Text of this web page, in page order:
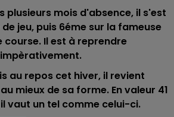
plusieurs mois d'absence, il s'est
jeu, puis 6éme sur la fameuse
course. Il est à reprendre
impèrativement.
au repos cet hiver, il revient
mieux de sa forme. En valeur 41
vaut un tel comme celui-ci.